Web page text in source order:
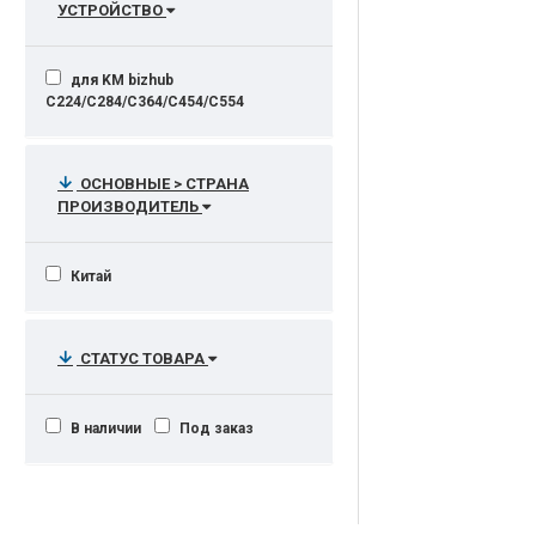
УСТРОЙСТВО
для KM bizhub
C224/C284/C364/C454/C554
ОСНОВНЫЕ > СТРАНА
ПРОИЗВОДИТЕЛЬ
Китай
СТАТУС ТОВАРА
В наличии Под заказ